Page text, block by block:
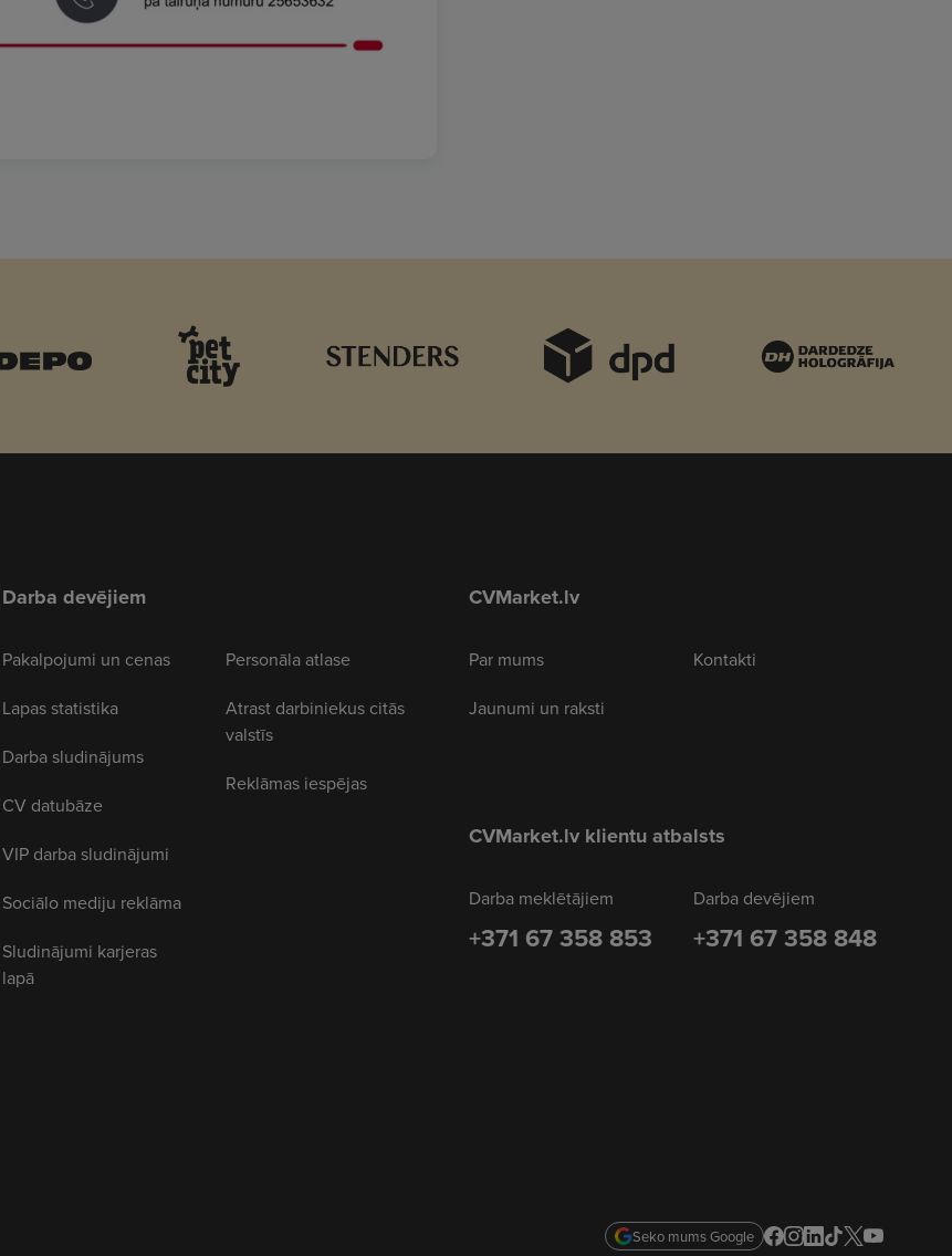
Darba devējiem
Pakalpojumi un cenas
Lapas statistika
Darba sludinājums
CV datubāze
VIP darba sludinājumi
Sociālo mediju reklāma
Sludinājumi karjeras
lapā
Personāla atlase
Atrast darbiniekus citās
valstīs
Reklāmas iespējas
CVMarket.lv
Par mums
Jaunumi un raksti
Kontakti
CVMarket.lv klientu atbalsts
Darba meklētājiem
+371 67 358 853
Darba devējiem
+371 67 358 848
Seko mums Google